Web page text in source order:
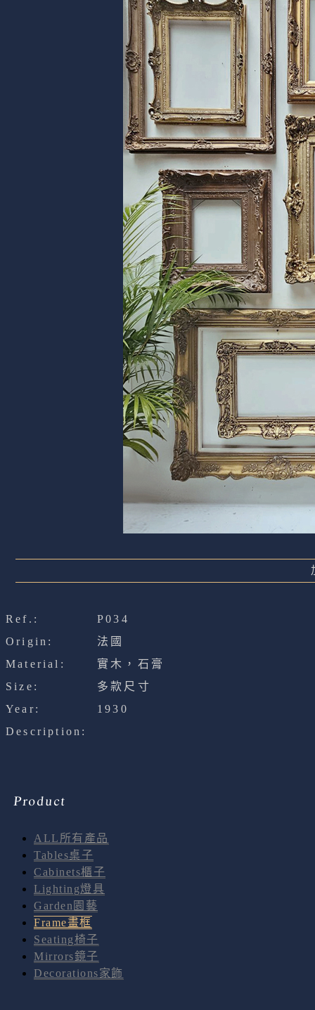
Ref.:
P034
Origin:
法國
Material:
實木，石膏
Size:
多款尺寸
Year:
1930
Description:
Product
ALL所有產品
Tables桌子
Cabinets櫃子
Lighting燈具
Garden園藝
Frame畫框
Seating椅子
Mirrors鏡子
Decorations家飾